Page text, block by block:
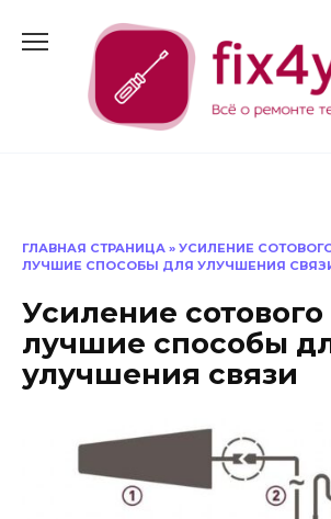
содержанию
ГЛАВНАЯ СТРАНИЦА » УСИЛЕНИЕ
ЛУЧШИЕ СПОСОБЫ ДЛЯ УЛУЧШЕНИЯ
Усиление сотового
лучшие способы
улучшения связи